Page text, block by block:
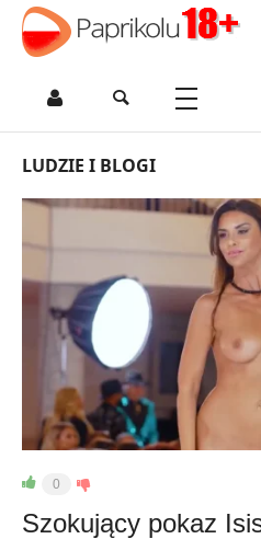
LUDZIE I BLOGI
0
Szokujący pokaz